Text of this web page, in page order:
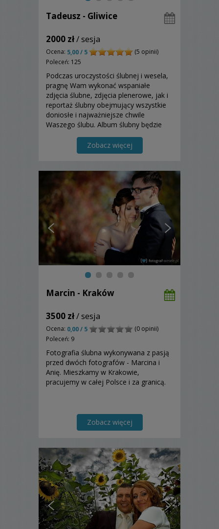
Tadeusz - Gliwice
2000 zł/ sesja
Ocena: 5,00 / 5
(5 opinii)
Poleceń: 125
Podczas uroczystości ślubnej i wesela,
pragnę Wam wykonać wspaniałe
zdjęcia ślubne, zdjęcia plenerowe, jak i
reportaż ślubny obejmujący wszystkie
doniosłe i najważniejsze chwile
Waszego ślubu. Album ślubny będzie
Zobacz więcej
Marcin - Kraków
3500 zł/ sesja
Ocena: 0,00 / 5
(0 opinii)
Poleceń: 9
Fotografia ślubna wykonywana z pasją
przed dwóch fotografów - Marcina i
Anię. Mieszkamy w Krakowie,
pracujemy w całej Polsce i za granicą.
Zobacz więcej